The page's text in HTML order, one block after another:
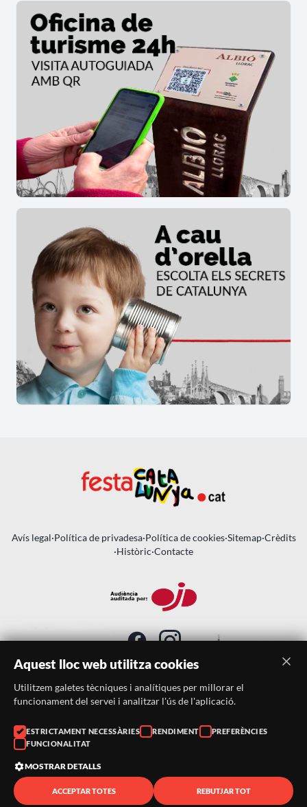
Avís legal·Política de privadesa·Política de cookies·Sitemap·Crèdits
·Històric·Contacte
SUBSCRIU-TE AL BUTLLETÍ
Telèfon:
938046359
Correu:
© 2026 ·FestaCatalunya
— Tots els drets reservats · Web
Aquest lloc web utilitza cookies
Utilitzem galetes tècniques i analítiques per millorar el
funcionament del servei i analitzar l'ús de l'aplicació.
ESTRICTAMENT NECESSÀRIES RENDIMENT
PREFERÈNCIES
FUNCIONALITAT
MOSTRAR DETALLS
ACCEPTAR TOTES REBUTJAR TOT